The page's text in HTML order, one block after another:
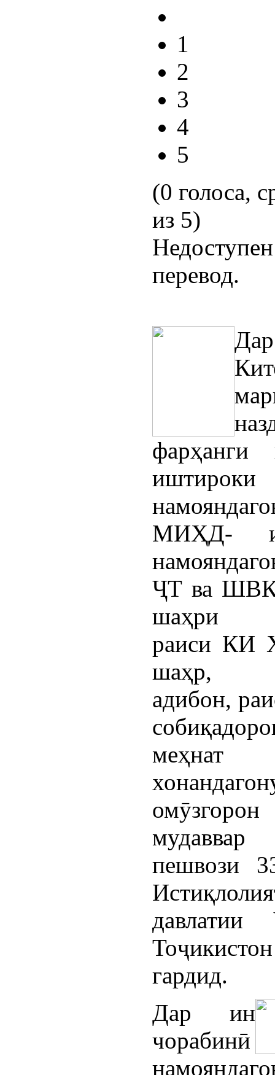
1
2
3
4
5
(0 голоса,
из 5)
перевод.
Дар
иштироки
МИҲД-
ҶТ ва
шаҳри
раиси КИ
шаҳр,
адибон,
пешвози
давлатии
гардид.
Дар ин
чорабинӣ